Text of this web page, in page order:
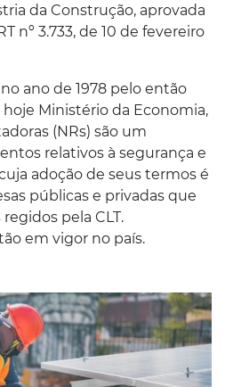
da Construção, aprovada
nº 3.733, de 10 de fevereiro
ano de 1978 pelo então
Ministério da Economia,
(NRs) são um
relativos à segurança e
adoção de seus termos é
públicas e privadas que
pela CLT.
em vigor no país.